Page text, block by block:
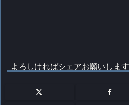
よろしければシェアお願いします